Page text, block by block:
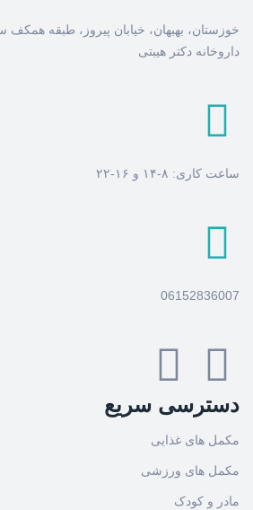
خوزستان، بهبهان، خیابان پیروز، طبقه
داروخانه دکتر هیبتی
ساعت کاری: ۸-۱۴ و ۱۶-۲۲
06152836007
دسترسی سریع
مکمل های غذایی
مکمل های ورزشی
مادر و کودک